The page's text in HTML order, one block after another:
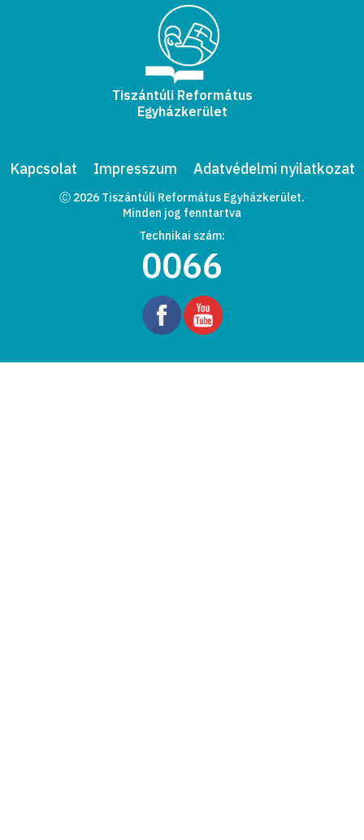
Tiszántúli Református
Egyházkerület
Kapcsolat Impresszum Adatvédelmi nyilatkozat
Ⓒ 2026 Tiszántúli Református Egyházkerület.
Minden jog fenntartva
Technikai szám:
0066